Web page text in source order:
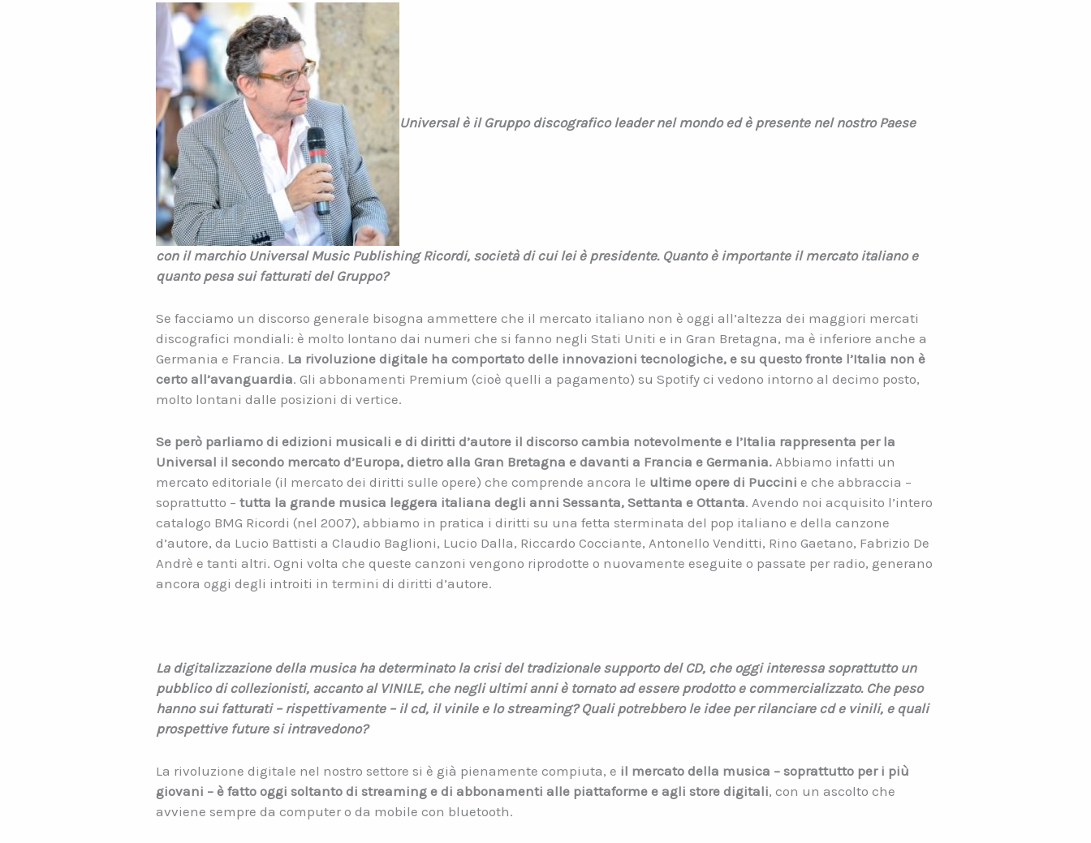
Universal è il Gruppo discografico leader nel mondo ed è presente nel nostro Paese
con il marchio Universal Music Publishing Ricordi, società di cui lei è presidente. Quanto è importante il mercato italiano e
quanto pesa sui fatturati del Gruppo?
Se facciamo un discorso generale bisogna ammettere che il mercato italiano non è oggi all’altezza dei maggiori mercati
discografici mondiali: è molto lontano dai numeri che si fanno negli Stati Uniti e in Gran Bretagna, ma è inferiore anche a
Germania e Francia. La rivoluzione digitale ha comportato delle innovazioni tecnologiche, e su questo fronte l’Italia non è
certo all’avanguardia. Gli abbonamenti Premium (cioè quelli a pagamento) su Spotify ci vedono intorno al decimo posto,
molto lontani dalle posizioni di vertice.
Se però parliamo di edizioni musicali e di diritti d’autore il discorso cambia notevolmente e l’Italia rappresenta per la
Universal il secondo mercato d’Europa, dietro alla Gran Bretagna e davanti a Francia e Germania. Abbiamo infatti un
mercato editoriale (il mercato dei diritti sulle opere) che comprende ancora le ultime opere di Puccini e che abbraccia –
soprattutto – tutta la grande musica leggera italiana degli anni Sessanta, Settanta e Ottanta. Avendo noi acquisito l’intero
catalogo BMG Ricordi (nel 2007), abbiamo in pratica i diritti su una fetta sterminata del pop italiano e della canzone
d’autore, da Lucio Battisti a Claudio Baglioni, Lucio Dalla, Riccardo Cocciante, Antonello Venditti, Rino Gaetano, Fabrizio De
Andrè e tanti altri. Ogni volta che queste canzoni vengono riprodotte o nuovamente eseguite o passate per radio, generano
ancora oggi degli introiti in termini di diritti d’autore.
La digitalizzazione della musica ha determinato la crisi del tradizionale supporto del CD, che oggi interessa soprattutto un
pubblico di collezionisti, accanto al VINILE, che negli ultimi anni è tornato ad essere prodotto e commercializzato. Che peso
hanno sui fatturati – rispettivamente – il cd, il vinile e lo streaming? Quali potrebbero le idee per rilanciare cd e vinili, e quali
prospettive future si intravedono?
La rivoluzione digitale nel nostro settore si è già pienamente compiuta, e il mercato della musica – soprattutto per i più
giovani – è fatto oggi soltanto di streaming e di abbonamenti alle piattaforme e agli store digitali, con un ascolto che
avviene sempre da computer o da mobile con bluetooth.